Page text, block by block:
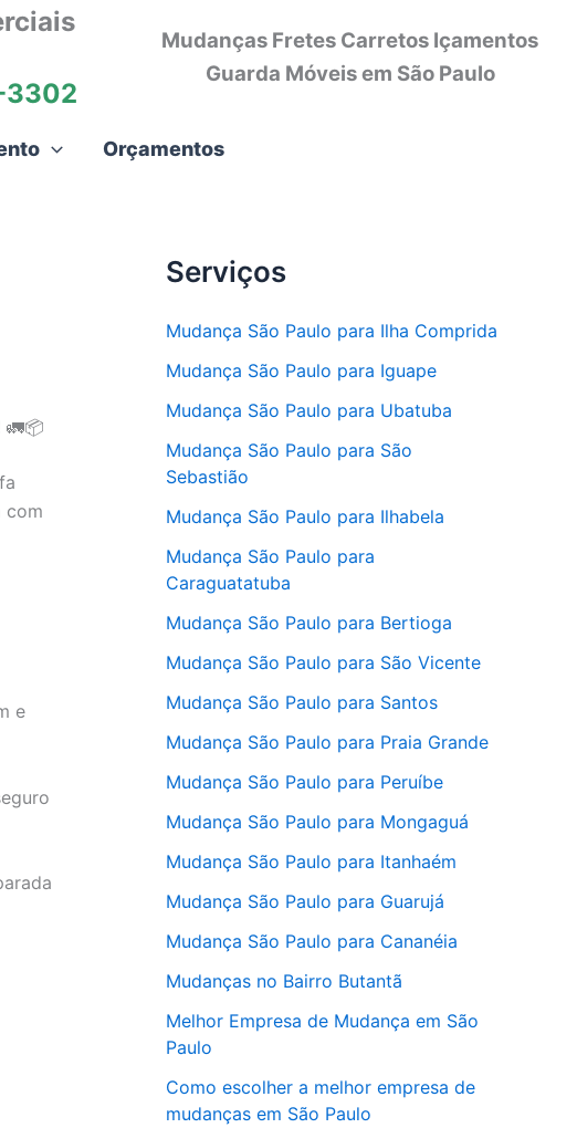
3302
Mudanças Fretes Carretos Içamentos
Guarda Móveis em São Paulo
Orçamentos
🚛📦
com
e
Serviços
Mudança São Paulo para Ilha Comprida
Mudança São Paulo para Iguape
Mudança São Paulo para Ubatuba
Mudança São Paulo para São
Sebastião
Mudança São Paulo para Ilhabela
Mudança São Paulo para
Caraguatatuba
Mudança São Paulo para Bertioga
Mudança São Paulo para São Vicente
Mudança São Paulo para Santos
Mudança São Paulo para Praia Grande
Mudança São Paulo para Peruíbe
Mudança São Paulo para Mongaguá
Mudança São Paulo para Itanhaém
Mudança São Paulo para Guarujá
Mudança São Paulo para Cananéia
Mudanças no Bairro Butantã
Melhor Empresa de Mudança em São
Paulo
Como escolher a melhor empresa de
mudanças em São Paulo